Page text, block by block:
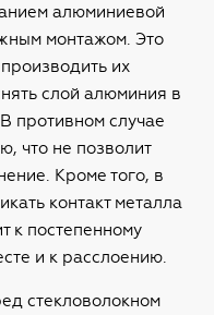
алюминиевой
монтажом. Это
их
слой алюминия в
противном случае
что не позволит
Кроме того, в
контакт металла
к постепенному
и к расслоению.
стекловолокном